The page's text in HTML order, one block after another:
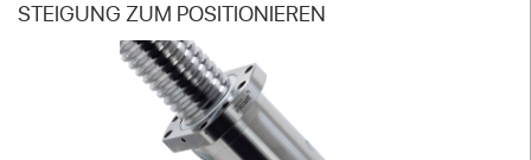
STEIGUNG ZUM POSITIONIEREN